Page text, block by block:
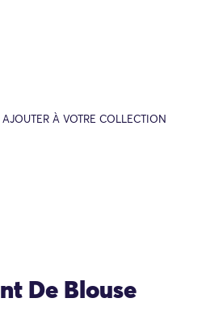
AJOUTER À VOTRE COLLECTION
De Blouse